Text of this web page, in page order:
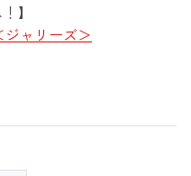
】
ジャリーズ＞